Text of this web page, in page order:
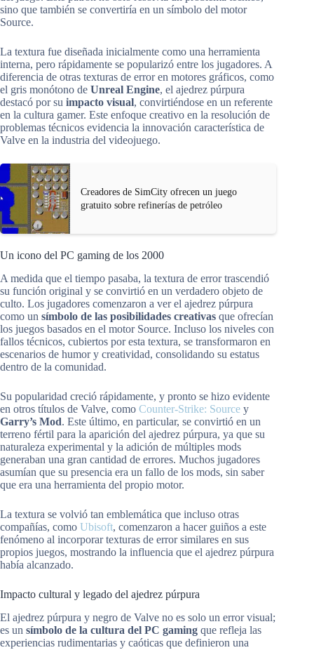
sino que también se convertiría en un símbolo del motor
Source.
La textura fue diseñada inicialmente como una herramienta
interna, pero rápidamente se popularizó entre los jugadores. A
diferencia de otras texturas de error en motores gráficos, como
el gris monótono de Unreal Engine, el ajedrez púrpura
destacó por su impacto visual, convirtiéndose en un referente
en la cultura gamer. Este enfoque creativo en la resolución de
problemas técnicos evidencia la innovación característica de
Valve en la industria del videojuego.
Creadores de SimCity ofrecen un juego
gratuito sobre refinerías de petróleo
Un icono del PC gaming de los 2000
A medida que el tiempo pasaba, la textura de error trascendió
su función original y se convirtió en un verdadero objeto de
culto. Los jugadores comenzaron a ver el ajedrez púrpura
como un símbolo de las posibilidades creativas que ofrecían
los juegos basados en el motor Source. Incluso los niveles con
fallos técnicos, cubiertos por esta textura, se transformaron en
escenarios de humor y creatividad, consolidando su estatus
dentro de la comunidad.
Su popularidad creció rápidamente, y pronto se hizo evidente
en otros títulos de Valve, como Counter-Strike: Source y
Garry’s Mod. Este último, en particular, se convirtió en un
terreno fértil para la aparición del ajedrez púrpura, ya que su
naturaleza experimental y la adición de múltiples mods
generaban una gran cantidad de errores. Muchos jugadores
asumían que su presencia era un fallo de los mods, sin saber
que era una herramienta del propio motor.
La textura se volvió tan emblemática que incluso otras
compañías, como Ubisoft, comenzaron a hacer guiños a este
fenómeno al incorporar texturas de error similares en sus
propios juegos, mostrando la influencia que el ajedrez púrpura
había alcanzado.
Impacto cultural y legado del ajedrez púrpura
El ajedrez púrpura y negro de Valve no es solo un error visual;
es un símbolo de la cultura del PC gaming que refleja las
experiencias rudimentarias y caóticas que definieron una